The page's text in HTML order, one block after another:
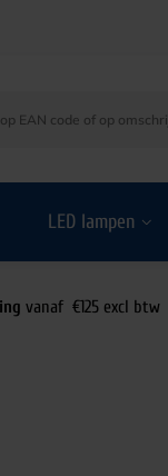
LED lampen
vanaf €125 excl btw